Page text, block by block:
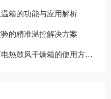
箱的功能与应用解析
的精准温控解决方案
干燥箱的使用方法和注意事项